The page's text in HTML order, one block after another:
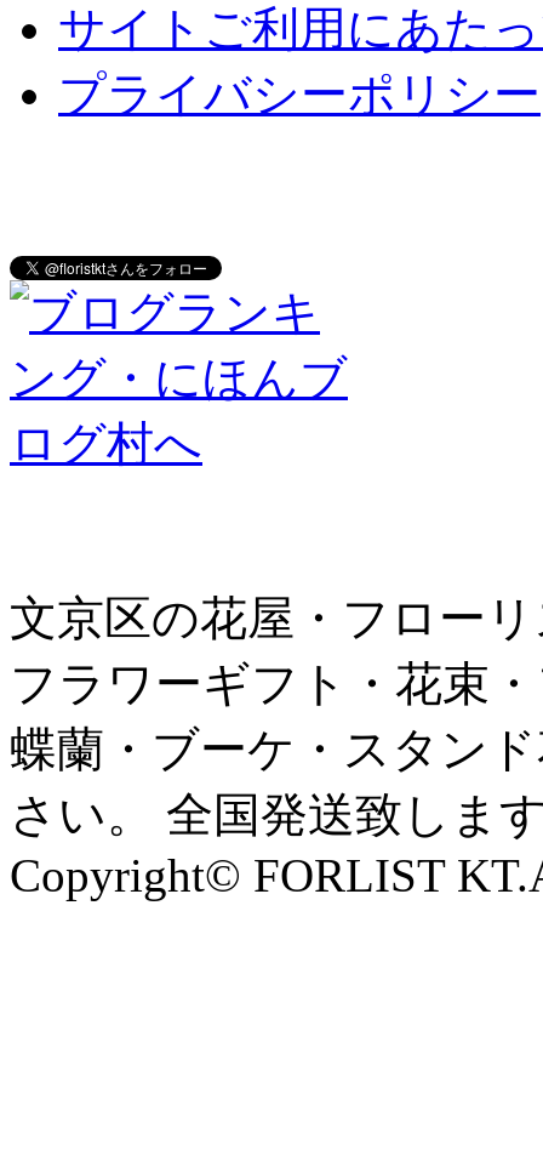
サイトご利用にあた
プライバシーポリシー
文京区の花屋・フロー
フラワーギフト・花束
蝶蘭・ブーケ・スタン
さい。 全国発送致しま
Copyright© FORLIST